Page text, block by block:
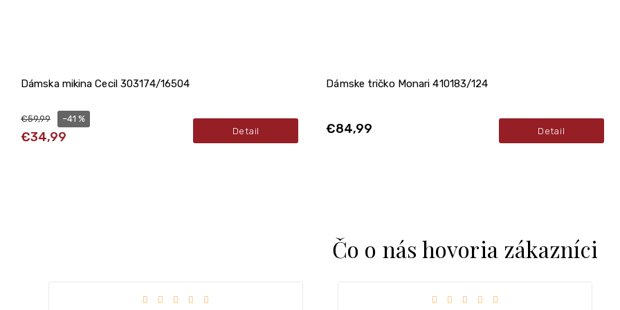
Dámska mikina Cecil 303174/16504
€59,99
€34,99
–41 %
Detail
Dámske tričko Monari 410183/124
€84,99 Detail
Čo o nás hovoria zákazníci
Hodnotenie obchodu je 5 z 5 hviezdičiek. Hodnotenie obchodu je 5 z 5 hviezdičiek.